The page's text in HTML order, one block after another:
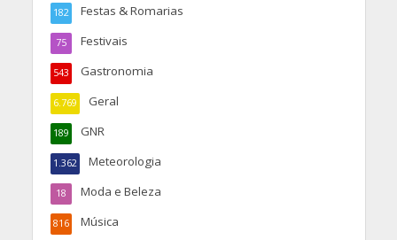
Festas & Romarias
182
Festivais
75
Gastronomia
543
Geral
6.769
GNR
189
Meteorologia
1.362
Moda e Beleza
18
Música
816